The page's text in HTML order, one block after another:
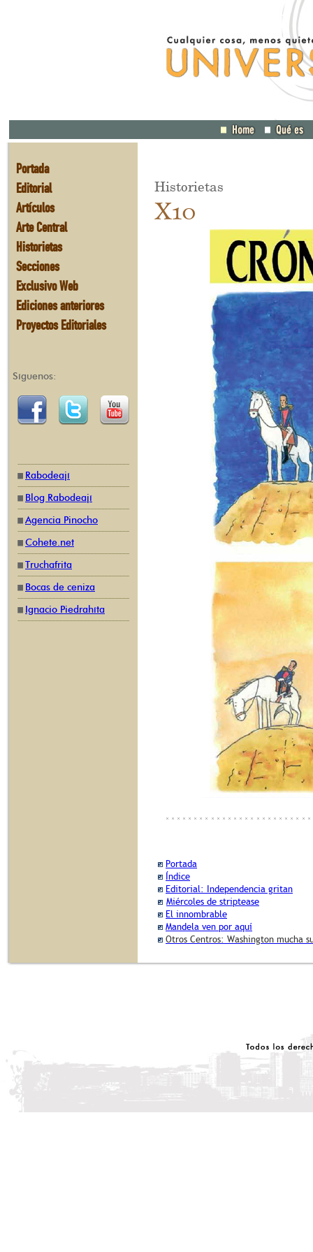
Portada
Editorial
Artículos
Arte Central
Historietas
Secciones
Exclusivo Web
Ediciones anteriores
Proyectos Editoriales
Síguenos:
Rabodeají
Blog Rabodeají
Agencia Pinocho
Cohete.net
Truchafrita
Bocas de ceniza
Ignacio Piedrahíta
Historietas
X10
Portada
Índice
Editorial: Independencia gritan
Miércoles de striptease
El innombrable
Mandela ven por aquí
Otros Centros: Washington mucha